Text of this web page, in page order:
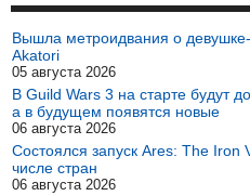
Вышла метроидвания о
Akatori
05 августа 2026
В Guild Wars 3 на старте будут
а в будущем появятся новые
06 августа 2026
Состоялся запуск Ares: The Iron
числе стран
06 августа 2026